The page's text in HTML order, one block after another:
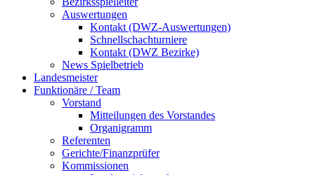
Auswertungen
Kontakt (DWZ-Auswertungen)
Schnellschachturniere
Kontakt (DWZ Bezirke)
News Spielbetrieb
Landesmeister
Funktionäre / Team
Vorstand
Mitteilungen des Vorstandes
Organigramm
Referenten
Gerichte/Finanzprüfer
Kommissionen